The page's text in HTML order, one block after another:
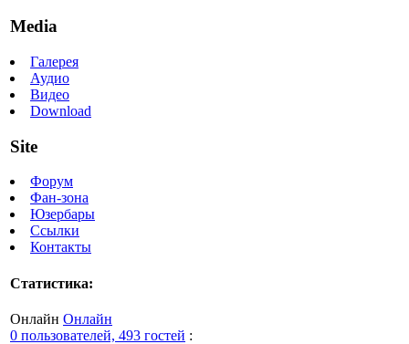
Media
Галерея
Аудио
Видео
Download
Site
Форум
Фан-зона
Юзербары
Ссылки
Контакты
Статистика:
Онлайн Онлайн
0 пользователей, 493 гостей :